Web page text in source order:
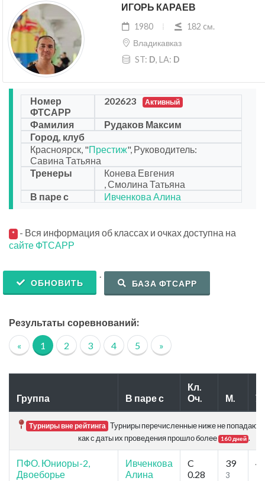
ИГОРЬ КАРАЕВ
1980
182 cм.
Владикавказ
ST: D, LA: D
Номер
ФТСАРР
202623 Активный
Фамилия
Рудаков Максим
Город, клуб
Красноярск, "Престиж", Руководитель:
Савина Татьяна
Тренеры
Конева Евгения
, Смолина Татьяна
В паре с
Ивченкова Алина
* - Вся информация об классах и очках доступна на
сайте ФТСАРР
ОБНОВИТЬ
.
БАЗА ФТСАРР
Результаты соревнований:
« 1 2 3 4 5 »
Группа В паре с
Кл.
Оч.
М.
Турниры вне рейтинга Турниры перечисленные ниже не попадают
как с даты их проведения прошло более
160 дней .
ПФО. Юниоры-2,
Двоеборье
Ивченкова
Алина
C
0.28
39
3